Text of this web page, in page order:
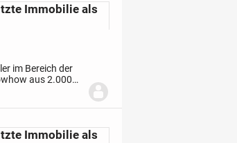
Immobilie als
im Bereich der
aus 2.000
nun auch
Immobilie als